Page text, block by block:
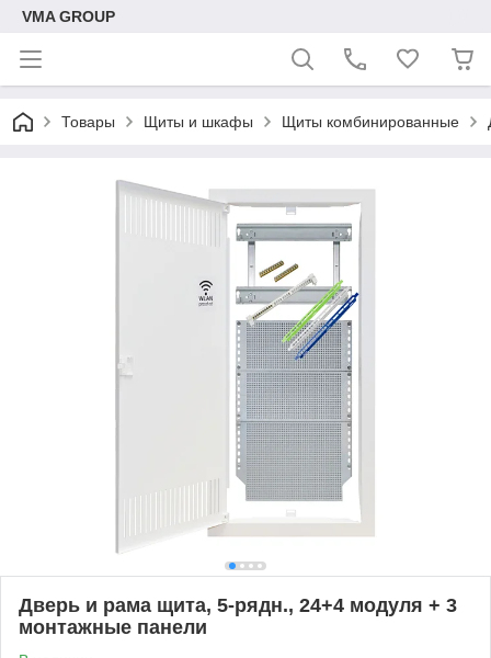
VMA GROUP
Товары Щиты и шкафы Щиты комбинированные
Дверь и рама щита, 5-рядн., 24+4 модуля + 3
монтажные панели